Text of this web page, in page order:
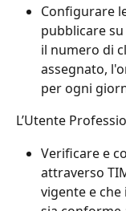
Configurare
pubblicare
il numero di
assegnato,
per ogni
L’Utente
Verificare e
attraverso
vigente e